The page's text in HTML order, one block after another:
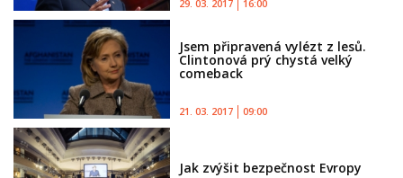
29. 03. 2017 16:00
Jsem připravená vylézt z lesů.
Clintonová prý chystá velký
comeback
21. 03. 2017 09:00
Jak zvýšit bezpečnost Evropy